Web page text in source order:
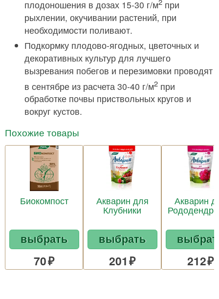
плодоношения в дозах 15-30 г/м при
рыхлении, окучивании растений, при
необходимости поливают.
Подкормку плодово-ягодных, цветочных и
декоративных культур для лучшего
вызревания побегов и перезимовки проводят
в сентябре из расчета 30-40 г/м2 при
обработке почвы приствольных кругов и
вокруг кустов.
Похожие товары
Биокомпост
выбрать
70
Акварин для
Клубники
выбрать
201
Акварин
212